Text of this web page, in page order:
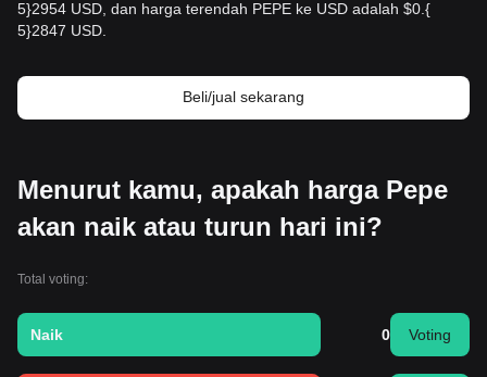
5}2954 USD, dan harga terendah PEPE ke USD adalah $0.{​
5}2847 USD.
Beli/jual sekarang
Menurut kamu, apakah harga Pepe
akan naik atau turun hari ini?
Total voting:
Naik 0 Voting